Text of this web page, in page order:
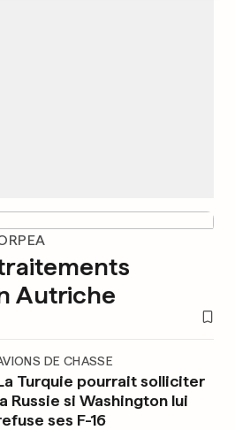
Autriche
DE CHASSE
Turquie pourrait solliciter
Russie si Washington lui
ses F-16